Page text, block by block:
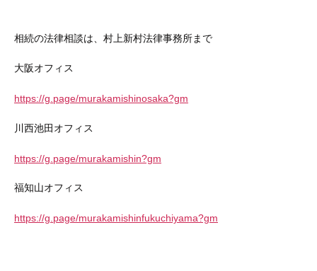
相続の法律相談は、村上新村法律事務所まで
大阪オフィス
https://g.page/murakamishinosaka?gm
川西池田オフィス
https://g.page/murakamishin?gm
福知山オフィス
https://g.page/murakamishinfukuchiyama?gm